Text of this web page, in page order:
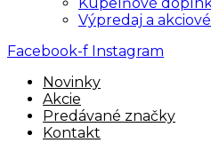
Výpredaj a
Facebook-f Instagram
Novinky
Akcie
Predávané značky
Kontakt